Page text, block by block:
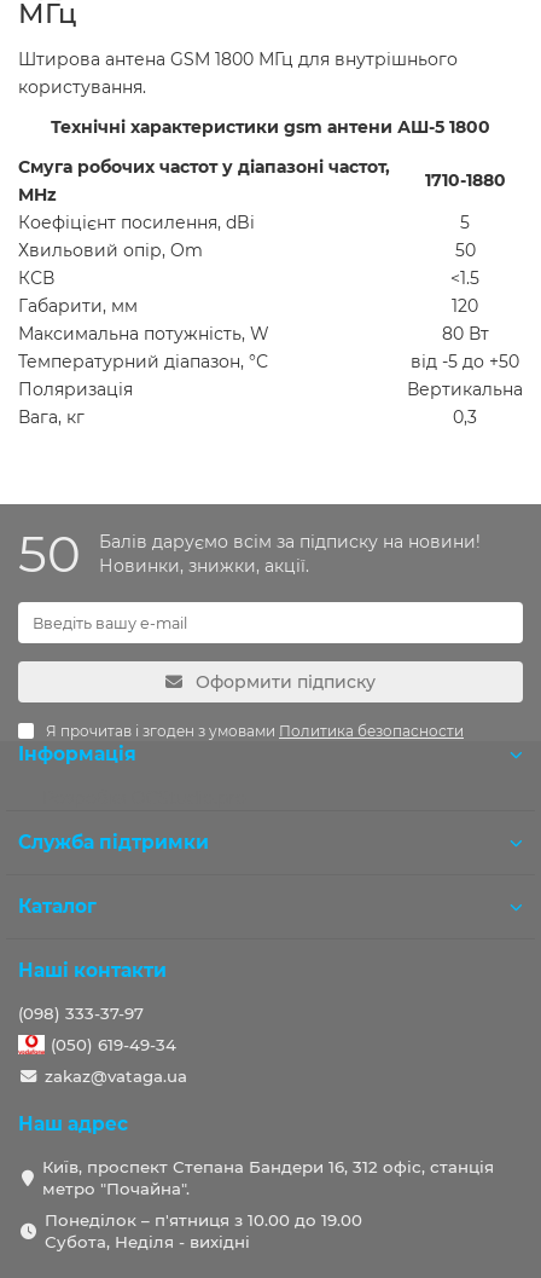
МГц
Штирова антена GSM 1800 МГц для внутрішнього
користування.
Технічні характеристики gsm антени АШ-5 1800
Смуга робочих частот у діапазоні частот,
MHz
1710-1880
Коефіцієнт посилення, dBi
5
Хвильовий опір, Om
50
КСВ
<1.5
Габарити, мм
120
Максимальна потужність, W
80 Вт
Температурний діапазон, °С
від -5 до +50
Поляризація
Вертикальна
Вага, кг
0,3
50
Балів даруємо всім за підписку на новини!
Новинки, знижки, акції.
Оформити підписку
Я прочитав і згоден з умовами Политика безопасности
Інформація
Служба підтримки
Каталог
Наші контакти
(098) 333-37-97
(050) 619-49-34
zakaz@vataga.ua
Наш адрес
Київ, проспект Степана Бандери 16, 312 офіс, станція
метро "Почайна".
Понеділок – п'ятниця з 10.00 до 19.00
Субота, Неділя - вихідні